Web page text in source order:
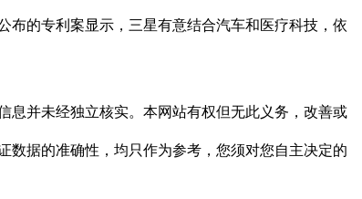
布的专利案显示，三星有意结合汽车和医疗科技，依
息并未经独立核实。本网站有权但无此义务，改善或
数据的准确性，均只作为参考，您须对您自主决定的